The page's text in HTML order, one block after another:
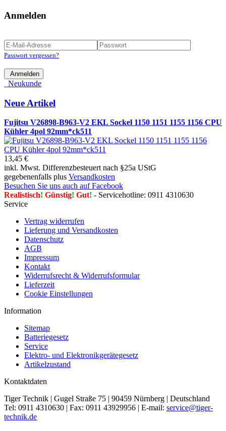
Anmelden
Passwort vergessen?
Anmelden
Neukunde
Neue Artikel
Fujitsu V26898-B963-V2 EKL Sockel 1150 1151 1155 1156 CPU
Kühler 4pol 92mm*ck511
13,45 €
inkl. Mwst. Differenzbesteuert nach §25a UStG
gegebenenfalls plus Versandkosten
Besuchen Sie uns auch auf Facebook
Realistisch! Günstig! Gut! - Servicehotline: 0911 4310630
Service
Vertrag widerrufen
Lieferung und Versandkosten
Datenschutz
AGB
Impressum
Kontakt
Widerrufsrecht & Widerrufsformular
Lieferzeit
Cookie Einstellungen
Information
Sitemap
Batteriegesetz
Service
Elektro- und Elektronikgerätegesetz
Artikelzustand
Kontaktdaten
Tiger Technik | Gugel Straße 75 | 90459 Nürnberg | Deutschland
Tel: 0911 4310630 | Fax: 0911 43929956 | E-mail: service@tiger-
technik.de